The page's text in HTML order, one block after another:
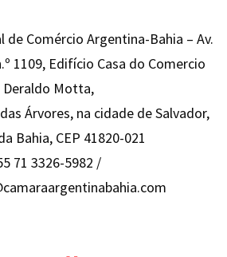
de Comércio Argentina-Bahia – Av.
1109, Edifício Casa do Comercio
Deraldo Motta,
Árvores, na cidade de Salvador,
Bahia, CEP 41820-021
71 3326-5982 /